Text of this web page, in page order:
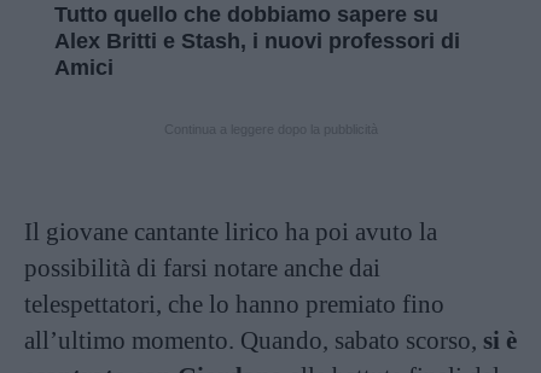
Tutto quello che dobbiamo sapere su
Alex Britti e Stash, i nuovi professori di
Amici
Il giovane cantante lirico ha poi avuto la
possibilità di farsi notare anche dai
telespettatori, che lo hanno premiato fino
all’ultimo momento. Quando, sabato scorso, si è